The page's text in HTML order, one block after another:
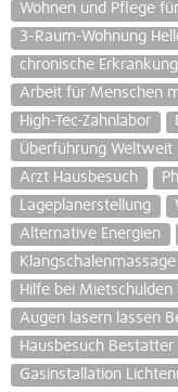
Wohnen und Pflege
3-Raum-Wohnung
chronische Erkrankung
Arbeit für Menschen
High-Tec-Zahnlabor
Überführung Weltweit
Arzt Hausbesuch
Lageplanerstellung
Alternative Energien
Klangschalenmassage
Hilfe bei
Augen lasern lassen
Hausbesuch Bestatter
Gasinstallation